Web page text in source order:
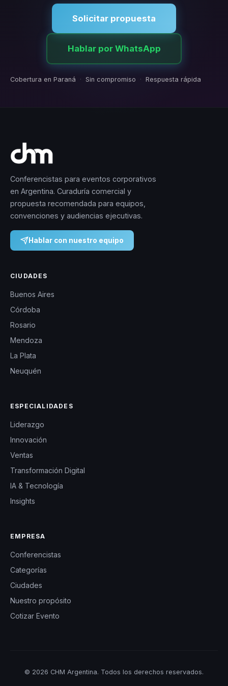
Solicitar propuesta
Hablar por WhatsApp
Cobertura en Paraná · Sin compromiso · Respuesta rápida
Conferencistas para eventos corporativos
en Argentina. Curaduría comercial y
propuesta recomendada para equipos,
convenciones y audiencias ejecutivas.
Hablar con nuestro equipo
CIUDADES
Buenos Aires
Córdoba
Rosario
Mendoza
La Plata
Neuquén
ESPECIALIDADES
Liderazgo
Innovación
Ventas
Transformación Digital
IA & Tecnología
Insights
EMPRESA
Conferencistas
Categorías
Ciudades
Nuestro propósito
Cotizar Evento
© 2026 CHM Argentina. Todos los derechos reservados.